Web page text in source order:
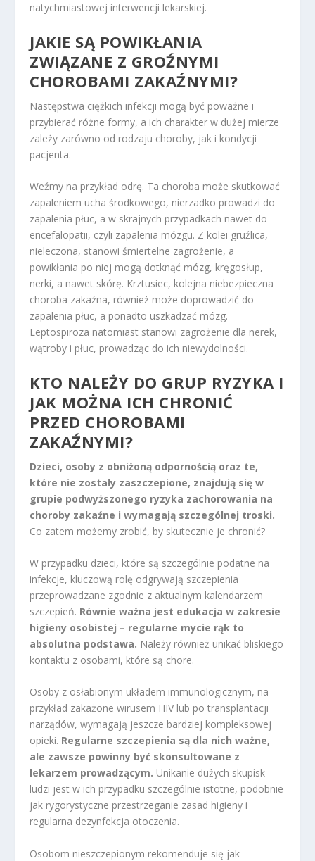
natychmiastowej interwencji lekarskiej.
JAKIE SĄ POWIKŁANIA
ZWIĄZANE Z GROŹNYMI
CHOROBAMI ZAKAŹNYMI?
Następstwa ciężkich infekcji mogą być poważne i
przybierać różne formy, a ich charakter w dużej mierze
zależy zarówno od rodzaju choroby, jak i kondycji
pacjenta.
Weźmy na przykład odrę. Ta choroba może skutkować
zapaleniem ucha środkowego, nierzadko prowadzi do
zapalenia płuc, a w skrajnych przypadkach nawet do
encefalopatii, czyli zapalenia mózgu. Z kolei gruźlica,
nieleczona, stanowi śmiertelne zagrożenie, a
powikłania po niej mogą dotknąć mózg, kręgosłup,
nerki, a nawet skórę. Krztusiec, kolejna niebezpieczna
choroba zakaźna, również może doprowadzić do
zapalenia płuc, a ponadto uszkadzać mózg.
Leptospiroza natomiast stanowi zagrożenie dla nerek,
wątroby i płuc, prowadząc do ich niewydolności.
KTO NALEŻY DO GRUP RYZYKA I
JAK MOŻNA ICH CHRONIĆ
PRZED CHOROBAMI
ZAKAŹNYMI?
Dzieci, osoby z obniżoną odpornością oraz te,
które nie zostały zaszczepione, znajdują się w
grupie podwyższonego ryzyka zachorowania na
choroby zakaźne i wymagają szczególnej troski.
Co zatem możemy zrobić, by skutecznie je chronić?
W przypadku dzieci, które są szczególnie podatne na
infekcje, kluczową rolę odgrywają szczepienia
przeprowadzane zgodnie z aktualnym kalendarzem
szczepień. Równie ważna jest edukacja w zakresie
higieny osobistej – regularne mycie rąk to
absolutna podstawa. Należy również unikać bliskiego
kontaktu z osobami, które są chore.
Osoby z osłabionym układem immunologicznym, na
przykład zakażone wirusem HIV lub po transplantacji
narządów, wymagają jeszcze bardziej kompleksowej
opieki. Regularne szczepienia są dla nich ważne,
ale zawsze powinny być skonsultowane z
lekarzem prowadzącym. Unikanie dużych skupisk
ludzi jest w ich przypadku szczególnie istotne, podobnie
jak rygorystyczne przestrzeganie zasad higieny i
regularna dezynfekcja otoczenia.
Osobom nieszczepionym rekomenduje się jak